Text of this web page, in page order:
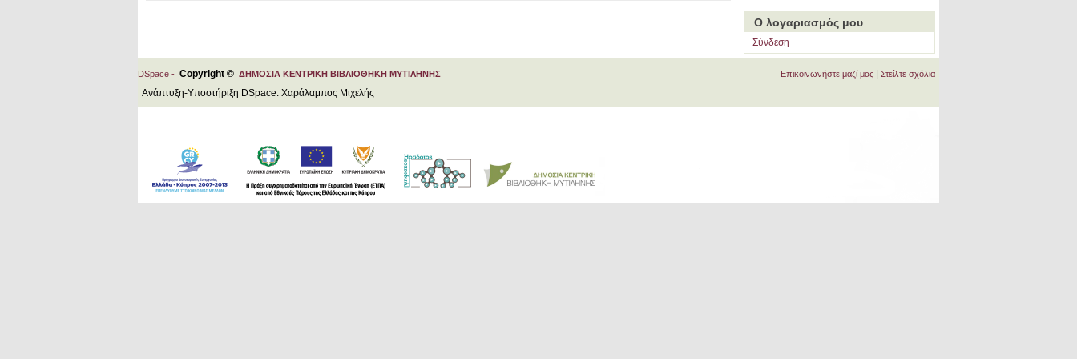
Ο λογαριασμός μου
Σύνδεση
DSpace - Copyright © ΔΗΜΟΣΙΑ ΚΕΝΤΡΙΚΗ ΒΙΒΛΙΟΘΗΚΗ ΜΥΤΙΛΗΝΗΣ
Ανάπτυξη-Υποστήριξη DSpace: Χαράλαμπος Μιχελής
Επικοινωνήστε μαζί μας Στείλτε σχόλια